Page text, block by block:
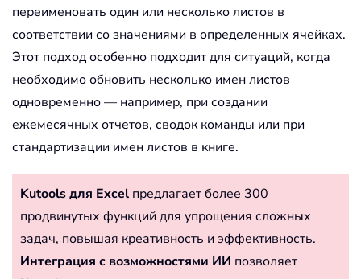
переименовать один или несколько листов в
соответствии со значениями в определенных ячейках.
Этот подход особенно подходит для ситуаций, когда
необходимо обновить несколько имен листов
одновременно — например, при создании
ежемесячных отчетов, сводок команды или при
стандартизации имен листов в книге.
Kutools для Excel предлагает более 300
продвинутых функций для упрощения сложных
задач, повышая креативность и эффективность.
Интеграция с возможностями ИИ позволяет